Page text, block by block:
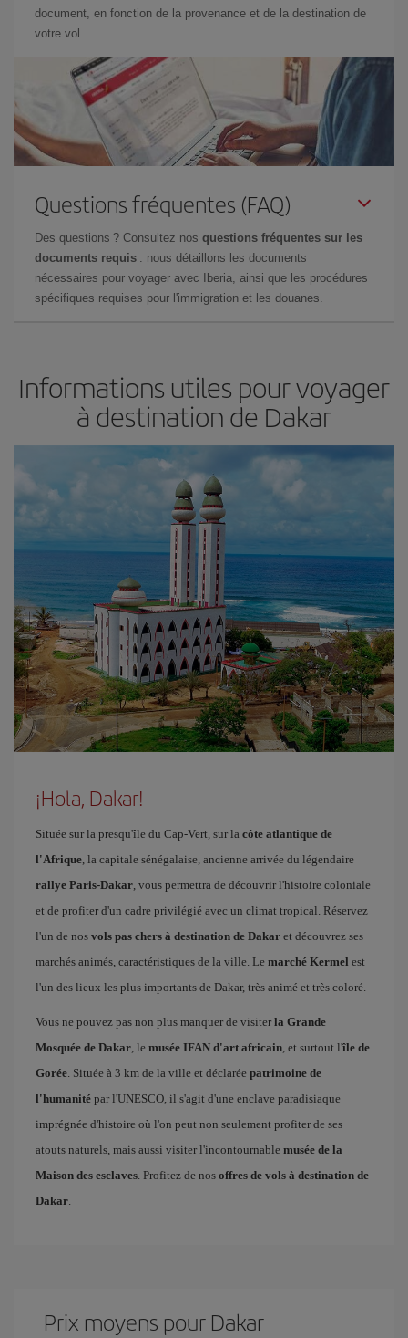
document, en fonction de la provenance et de la destination de
votre vol.
Questions fréquentes (FAQ)
Des questions ? Consultez nos questions fréquentes sur les
documents requis : nous détaillons les documents
nécessaires pour voyager avec Iberia, ainsi que les procédures
spécifiques requises pour l'immigration et les douanes.
Informations utiles pour voyager
à destination de Dakar
¡Hola, Dakar!
Située sur la presqu'île du Cap-Vert, sur la côte atlantique de
l'Afrique, la capitale sénégalaise, ancienne arrivée du légendaire
rallye Paris-Dakar, vous permettra de découvrir l'histoire coloniale
et de profiter d'un cadre privilégié avec un climat tropical. Réservez
l'un de nos vols pas chers à destination de Dakar et découvrez ses
marchés animés, caractéristiques de la ville. Le marché Kermel est
l'un des lieux les plus importants de Dakar, très animé et très coloré.
Vous ne pouvez pas non plus manquer de visiter la Grande
Mosquée de Dakar, le musée IFAN d'art africain, et surtout l'île de
Gorée. Située à 3 km de la ville et déclarée patrimoine de
l'humanité par l'UNESCO, il s'agit d'une enclave paradisiaque
imprégnée d'histoire où l'on peut non seulement profiter de ses
atouts naturels, mais aussi visiter l'incontournable musée de la
Maison des esclaves. Profitez de nos offres de vols à destination de
Dakar.
Prix ​​moyens pour Dakar